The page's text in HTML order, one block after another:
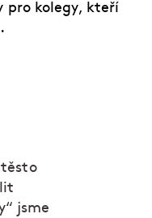
pro kolegy, kteří
těsto
jsme